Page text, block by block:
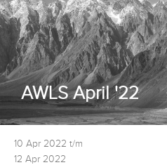
AWLS April '22
10 Apr 2022 t/m
12 Apr 2022